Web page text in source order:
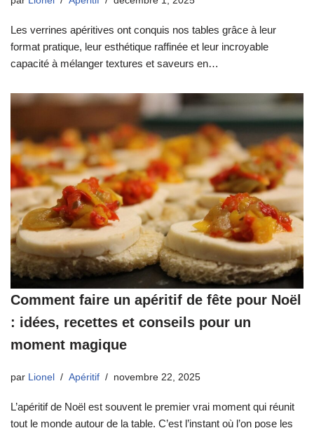
Les verrines apéritives ont conquis nos tables grâce à leur
format pratique, leur esthétique raffinée et leur incroyable
capacité à mélanger textures et saveurs en…
Comment faire un apéritif de fête pour Noël
: idées, recettes et conseils pour un
moment magique
par Lionel Apéritif novembre 22, 2025
L’apéritif de Noël est souvent le premier vrai moment qui réunit
tout le monde autour de la table. C’est l’instant où l’on pose les